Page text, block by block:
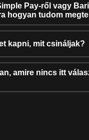
Pay-ről vagy
hogyan tudom
kapni, mit csináljak?
amire nincs itt